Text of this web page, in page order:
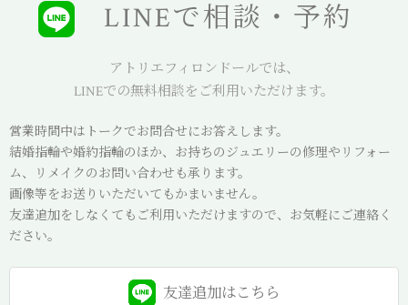
LINEで相談・予約
アトリエフィロンドールでは、
LINEでの無料相談をご利用いただけます。
営業時間中はトークでお問合せにお答えします。
結婚指輪や婚約指輪のほか、お持ちのジュエリーの修理やリフォー
ム、リメイクのお問い合わせも承ります。
画像等をお送りいただいてもかまいません。
友達追加をしなくてもご利用いただけますので、お気軽にご連絡く
ださい。
友達追加はこちら